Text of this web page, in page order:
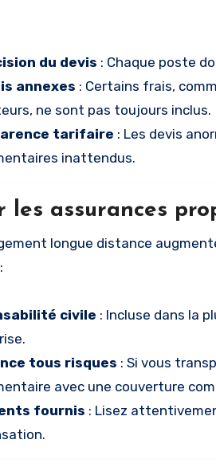
du devis : Chaque poste
annexes : Certains frais,
ne sont pas toujours inclus.
tarifaire : Les devis
inattendus.
les assurances
longue distance
civile : Incluse dans la
tous risques : Si vous
avec une couverture
fournis : Lisez